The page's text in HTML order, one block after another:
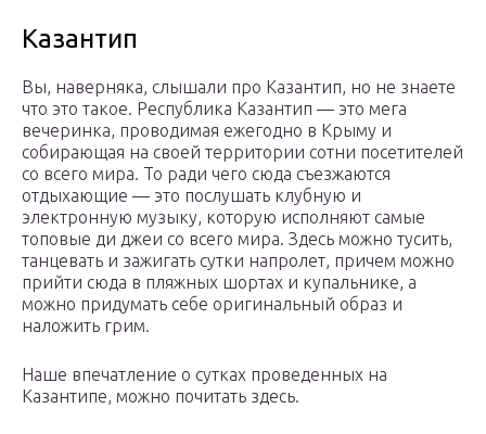
Казантип
Вы, наверняка, слышали про Казантип, но не знаете
что это такое. Республика Казантип — это мега
вечеринка, проводимая ежегодно в Крыму и
собирающая на своей территории сотни посетителей
со всего мира. То ради чего сюда съезжаются
отдыхающие — это послушать клубную и
электронную музыку, которую исполняют самые
топовые ди джеи со всего мира. Здесь можно тусить,
танцевать и зажигать сутки напролет, причем можно
прийти сюда в пляжных шортах и купальнике, а
можно придумать себе оригинальный образ и
наложить грим.
Наше впечатление о сутках проведенных на
Казантипе, можно почитать здесь.